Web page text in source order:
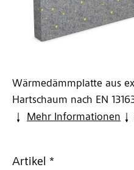
Wärmedämmplatte aus
Hartschaum nach EN
Mehr Informationen
Artikel *